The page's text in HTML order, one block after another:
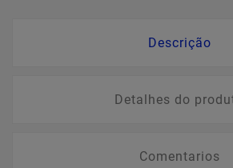
Descrição
Detalhes do
Comentarios